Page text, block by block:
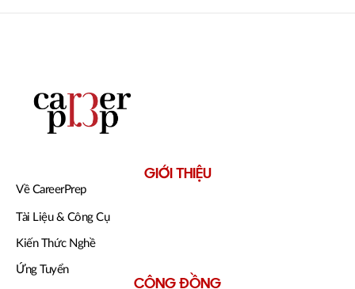
GIỚI THIỆU
Về CareerPrep
Tài Liệu & Công Cụ
Kiến Thức Nghề
Ứng Tuyển
CỘNG ĐỒNG